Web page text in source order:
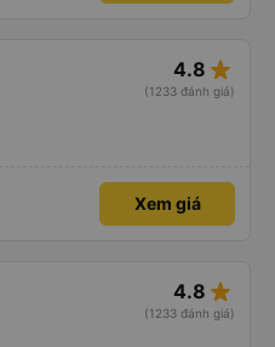
4.8 star_rate
(1233 đánh giá)
Xem giá
4.8 star_rate
(1233 đánh giá)